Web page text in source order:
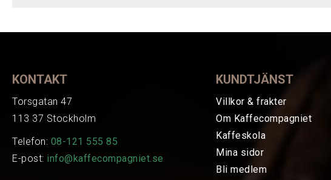
KONTAKT
Torsgatan 47
113 37 Stockholm
Telefon: 08-121 555 85
E-post: info@kaffecompagniet.se
KUNDTJÄNST
Villkor & frakter
Om Kaffecompagniet
Kaffeskola
Mina sidor
Bli medlem